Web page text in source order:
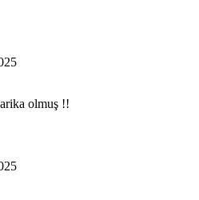
olmuş !!